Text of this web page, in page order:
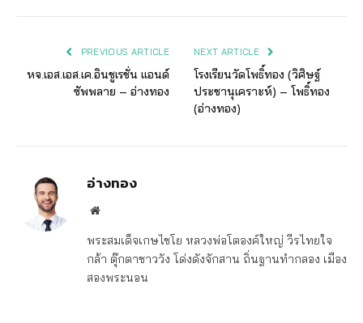
PREVIOUS ARTICLE
หจ.เอส.เอส.เค.อินชูเรชั่น แอนด์
ซัพพลาย – อ่างทอง
NEXT ARTICLE
โรงเรียนวัดโพธิ์ทอง (วิศิษฐ์
ประชานุเคราะห์) – โพธิ์ทอง
(อ่างทอง)
อ่างทอง
Website
พระสมเด็จเกษไชโย หลวงพ่อโตองค์ใหญ่ วีรไทยใจ
กล้า ตุ๊กตาชาววัง โด่งดังจักสาน ถิ่นฐานทำกลอง เมือง
สองพระนอน